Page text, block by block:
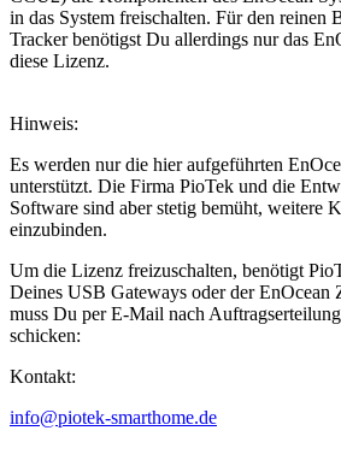
in das System freischalten. Für den reinen
Tracker benötigst Du allerdings nur das
diese Lizenz.
Hinweis:
Es werden nur die hier aufgeführten
unterstützt. Die Firma PioTek und die
Software sind aber stetig bemüht, weitere
einzubinden.
Um die Lizenz freizuschalten, benötigt
Deines USB Gateways oder der EnOcean
muss Du per E-Mail nach
schicken:
Kontakt:
info@piotek-smarthome.de